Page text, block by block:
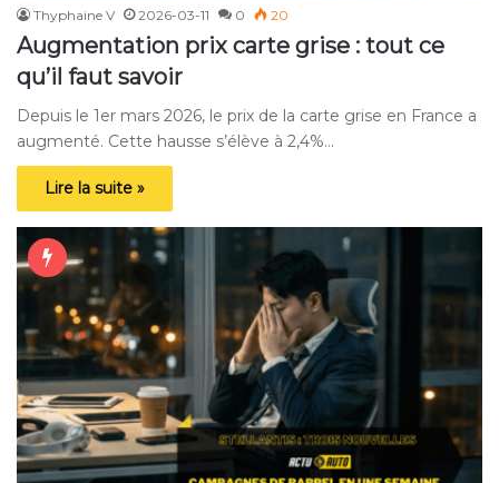
Thyphaine V 2026-03-11 0 20
Augmentation prix carte grise : tout ce
qu’il faut savoir
Depuis le 1er mars 2026, le prix de la carte grise en France a
augmenté. Cette hausse s’élève à 2,4%…
Lire la suite »